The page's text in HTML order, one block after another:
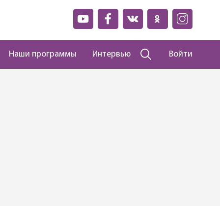
Наши программы Интервью Войти